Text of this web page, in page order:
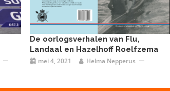
De oorlogsverhalen van Flu,
Landaal en Hazelhoff Roelfzema
mei 4, 2021 Helma Nepperus